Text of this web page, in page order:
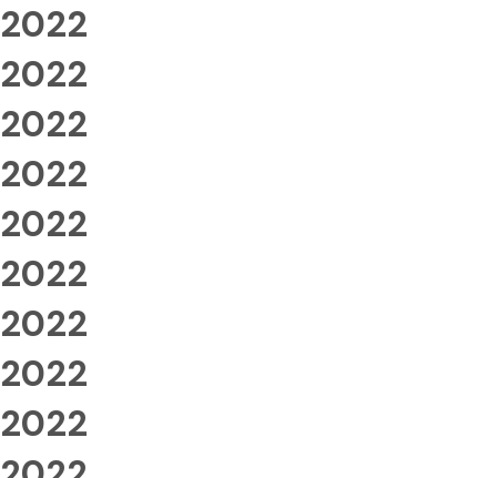
2022
2022
2022
2022
2022
2022
2022
2022
2022